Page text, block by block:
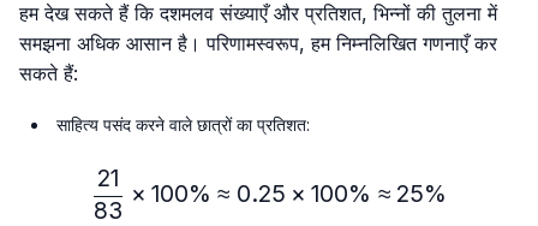
हम देख सकते हैं कि दशमलव संख्याएँ और प्रतिशत, भिन्नों की तुलना में
समझना अधिक आसान है। परिणामस्वरूप, हम निम्नलिखित गणनाएँ कर
सकते हैं:
साहित्य पसंद करने वाले छात्रों का प्रतिशत:
\frac{21}{83} × 100\% ≈
83
21
× 100% ≈ 0.25 × 100% ≈ 25%